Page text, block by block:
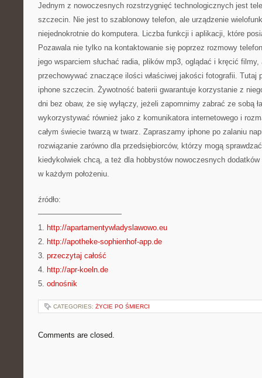
Jednym z nowoczesnych rozstrzygnięć technologicznych jest
szczecin. Nie jest to szablonowy telefon, ale urządzenie
niejednokrotnie do komputera. Liczba funkcji i aplikacji, które
Pozawala nie tylko na kontaktowanie się poprzez rozmowy
jego wsparciem słuchać radia, plików mp3, oglądać i kręcić
przechowywać znaczące ilości właściwej jakości fotografii. Tutaj
iphone szczecin. Żywotność baterii gwarantuje korzystanie z
dni bez obaw, że się wyłączy, jeżeli zapomnimy zabrać ze sobą
wykorzystywać również jako z komunikatora internetowego i
całym świecie twarzą w twarz. Zapraszamy iphone po zalaniu
rozwiązanie zarówno dla przedsiębiorców, którzy mogą
kiedykolwiek chcą, a też dla hobbystów nowoczesnych
w każdym położeniu.
źródło:
———————————
1. http://apartamentywladyslawowo.eu
2. http://apotheke-sophienhof-app.de
3. przeczytaj całość
4. http://apr-koeln.de
5. odnośnik
CATEGORIES: ŻYCIE PO ŚMIERCI
Comments are closed.